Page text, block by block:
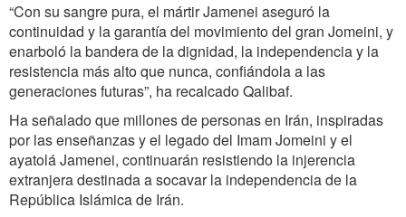
“Con su sangre pura, el mártir Jamenei aseguró la
continuidad y la garantía del movimiento del gran Jomeini, y
enarboló la bandera de la dignidad, la independencia y la
resistencia más alto que nunca, confiándola a las
generaciones futuras”, ha recalcado Qalibaf.
Ha señalado que millones de personas en Irán, inspiradas
por las enseñanzas y el legado del Imam Jomeini y el
ayatolá Jamenei, continuarán resistiendo la injerencia
extranjera destinada a socavar la independencia de la
República Islámica de Irán.